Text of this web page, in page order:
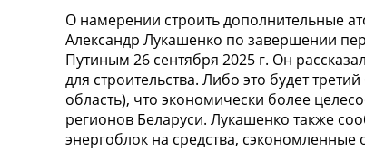
О намерении строить дополнительные
Александр Лукашенко по завершении
Путиным 26 сентября 2025 г. Он
для строительства. Либо это будет
область), что экономически более
регионов Беларуси. Лукашенко также
энергоблок на средства,